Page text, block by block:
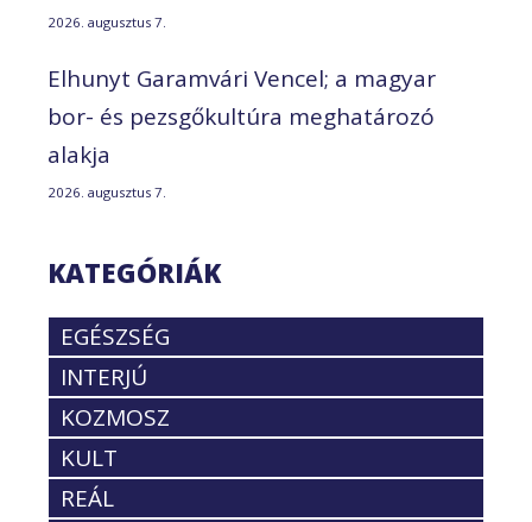
2026. augusztus 7.
Elhunyt Garamvári Vencel; a magyar
bor- és pezsgőkultúra meghatározó
alakja
2026. augusztus 7.
KATEGÓRIÁK
EGÉSZSÉG
INTERJÚ
KOZMOSZ
KULT
REÁL